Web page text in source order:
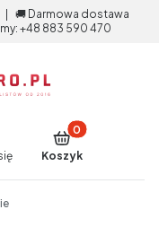
| 🚚 Darmowa dostawa
+48 883 590 470
Produkty w
Koszyk